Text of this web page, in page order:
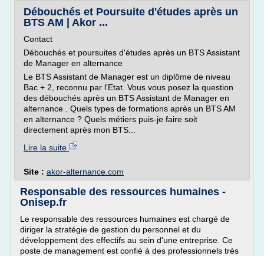
Débouchés et Poursuite d'études après un
BTS AM | Akor ...
Contact
Débouchés et poursuites d'études après un BTS Assistant
de Manager en alternance
Le BTS Assistant de Manager est un diplôme de niveau
Bac + 2, reconnu par l'Etat. Vous vous posez la question
des débouchés après un BTS Assistant de Manager en
alternance . Quels types de formations après un BTS AM
en alternance ? Quels métiers puis-je faire soit
directement après mon BTS...
Lire la suite
Site : akor-alternance.com
Responsable des ressources humaines -
Onisep.fr
Le responsable des ressources humaines est chargé de
diriger la stratégie de gestion du personnel et du
développement des effectifs au sein d'une entreprise. Ce
poste de management est confié à des professionnels très